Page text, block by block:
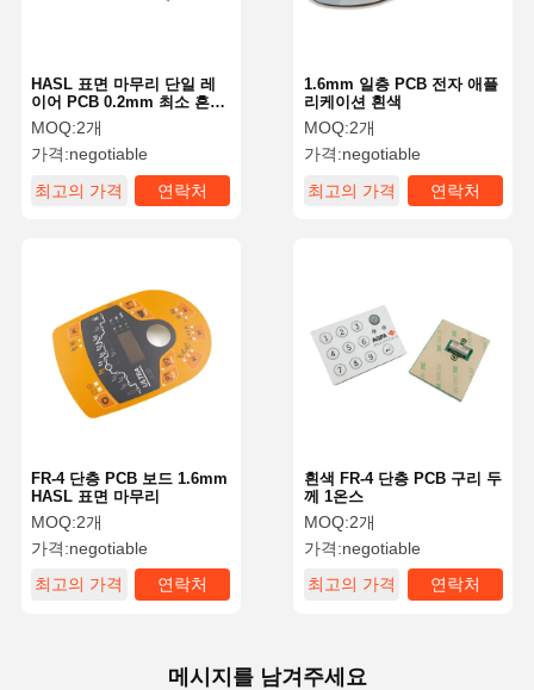
HASL 표면 마무리 단일 레
이어 PCB 0.2mm 최소 흔적
너비
MOQ:2개
가격:negotiable
최고의 가격
연락처
1.6mm 일층 PCB 전자 애플
리케이션 흰색
MOQ:2개
가격:negotiable
최고의 가격
연락처
FR-4 단층 PCB 보드 1.6mm
HASL 표면 마무리
MOQ:2개
가격:negotiable
최고의 가격
연락처
흰색 FR-4 단층 PCB 구리 두
께 1온스
MOQ:2개
가격:negotiable
최고의 가격
연락처
메시지를 남겨주세요